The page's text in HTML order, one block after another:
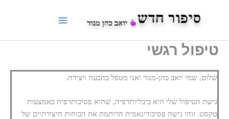
טיפול רגשי
שלום, שמי יואב כהן-מנור ואני מטפל בהבעה ויצירה.
גישת הטיפול שלי היא ביבליותרפיה, שהיא פסיכותרפיה באמצעות
טקסט. זוהי גישה פסיכודינאמית הרותמת את הכוחות היצירתיים של